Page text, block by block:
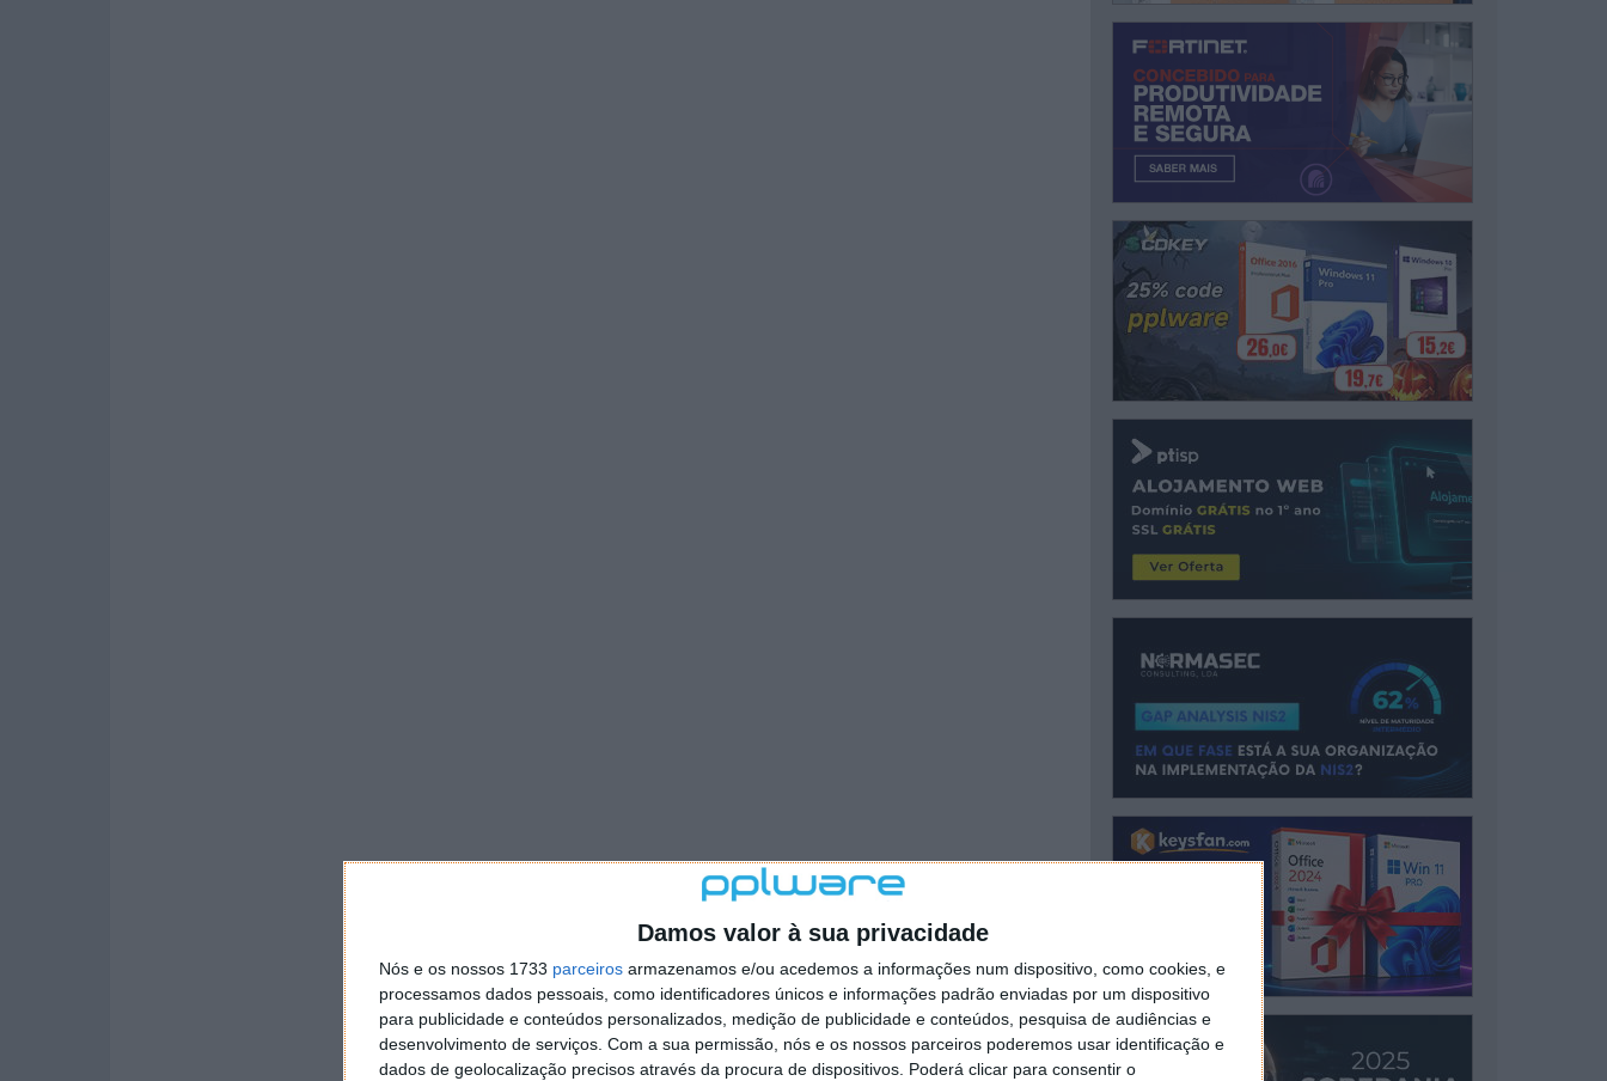
Damos valor à sua privacidade
Nós e os nossos 1733 parceiros armazenamos e/ou acedemos a informações num dispositivo, como cookies, e
processamos dados pessoais, como identificadores únicos e informações padrão enviadas por um dispositivo
para publicidade e conteúdos personalizados, medição de publicidade e conteúdos, pesquisa de audiências e
desenvolvimento de serviços. Com a sua permissão, nós e os nossos parceiros poderemos usar identificação e
dados de geolocalização precisos através da procura de dispositivos. Poderá clicar para consentir o